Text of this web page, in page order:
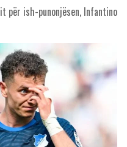
për ish-punonjësen, Infantino